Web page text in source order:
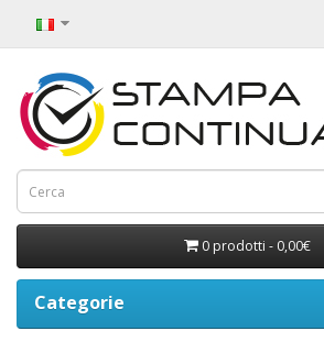
0 prodotti - 0,00€
Categorie